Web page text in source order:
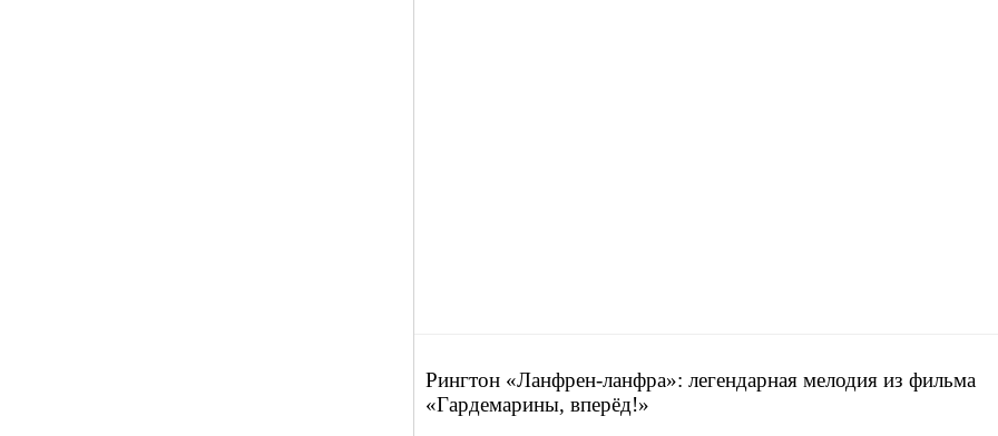
Рингтон «Ланфрен-ланфра»: легендарная мелодия из фильма
«Гардемарины, вперёд!»